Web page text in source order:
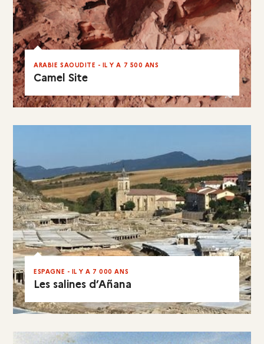
Camel Site
ARABIE SAOUDITE - IL Y A 7 500 ANS
EN RÉSUMÉ
Les salines d’Añana
ESPAGNE - IL Y A 7 000 ANS
EN RÉSUMÉ